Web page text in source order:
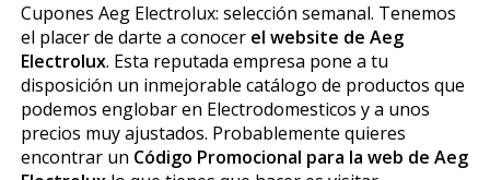
Cupones Aeg Electrolux: selección semanal. Tenemos
el placer de darte a conocer el website de Aeg
Electrolux. Esta reputada empresa pone a tu
disposición un inmejorable catálogo de productos que
podemos englobar en Electrodomesticos y a unos
precios muy ajustados. Probablemente quieres
encontrar un Código Promocional para la web de Aeg